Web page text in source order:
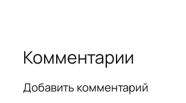
Комментарии
Добавить комментарий